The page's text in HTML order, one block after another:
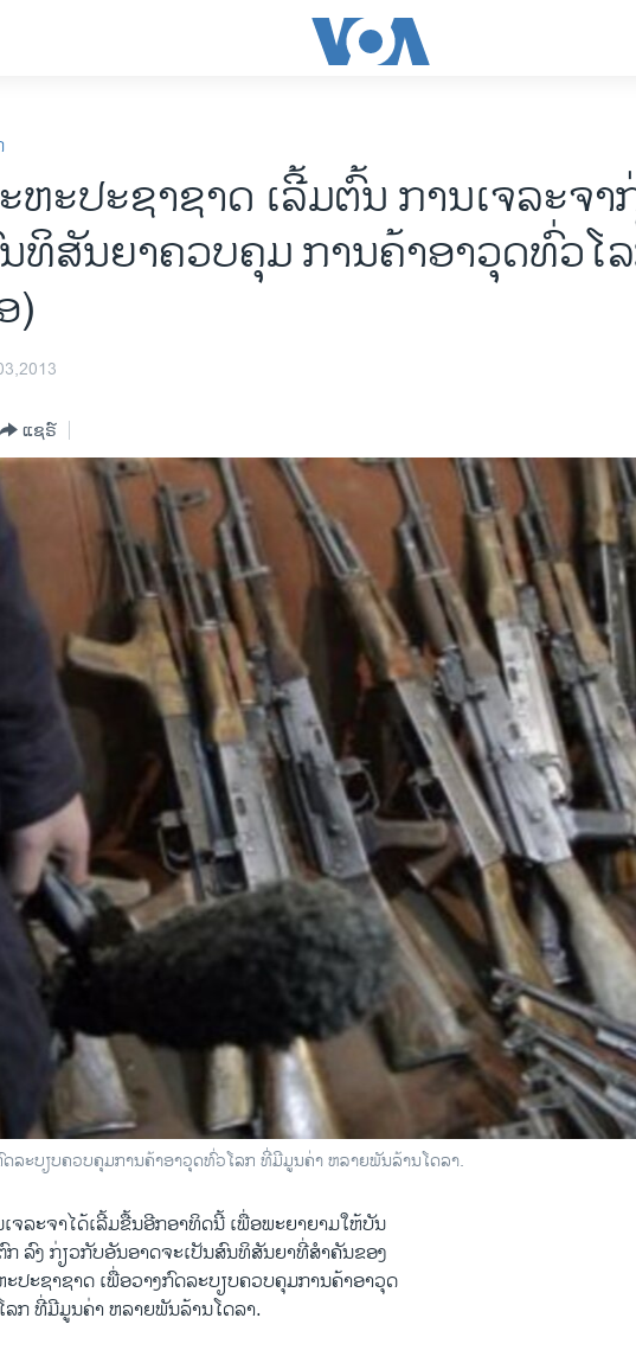
ຫະປະຊາຊາດ ເລີ້ມຕົ້ນ ການເຈລະຈາ
ທິສັນຍາຄວບຄຸມ ການຄ້າອາວຸດທົ່ວໂ
)
ແຊຣ໌
ດ​ລະບຽບ​ຄວບ​ຄຸມການ​ຄ້າ​ອາວຸດທົ່ວໂລກ ທີ່​ມີ​ມູນ​ຄ່າ ຫລາຍ​ພັນ​ລ້ານ​ໂດ​ລາ.
ຈລະຈາໄດ້​ເລີ້ມ​ຂື້ນ​ອີກ​ອາທິດ​ນີ້ ​ເພື່ອພະຍາຍາມ​ໃຫ້​ບັນ
ກ ລົງ ກ່ຽວ​ກັບອັນ​ອາດ​ຈະ​ເປັນສົນທິສັນຍາທີ່​ສໍາຄັນ​ຂອງ
ປະຊາ​ຊາດ ​ເພື່ອ​ວາງກົດ​ລະບຽບ​ຄວບ​ຄຸມການ​ຄ້າ​ອາວຸດ
ກ ທີ່​ມີ​ມູນ​ຄ່າ ຫລາຍ​ພັນ​ລ້ານ​ໂດ​ລາ.